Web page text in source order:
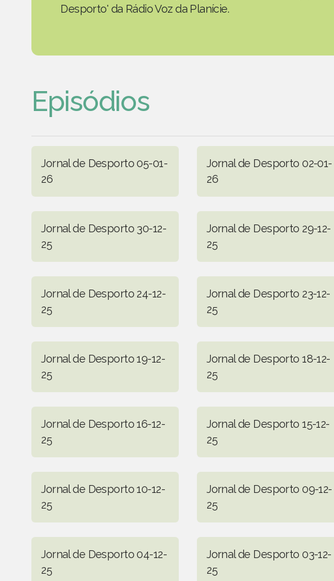
Desporto' da Rádio Voz da Planície.
Episódios
Jornal de Desporto 05-01-
26
Jornal de Desporto 02-01-
26
Jornal de Desporto 30-12-
25
Jornal de Desporto 29-12-
25
Jornal de Desporto 24-12-
25
Jornal de Desporto 23-12-
25
Jornal de Desporto 19-12-
25
Jornal de Desporto 18-12-
25
Jornal de Desporto 16-12-
25
Jornal de Desporto 15-12-
25
Jornal de Desporto 10-12-
25
Jornal de Desporto 09-12-
25
Jornal de Desporto 04-12-
25
Jornal de Desporto 03-12-
25